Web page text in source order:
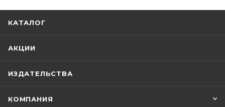
КАТАЛОГ
АКЦИИ
ИЗДАТЕЛЬСТВА
КОМПАНИЯ